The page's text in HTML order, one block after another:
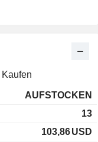
Kaufen
AUFSTOCKEN
13
103,86USD